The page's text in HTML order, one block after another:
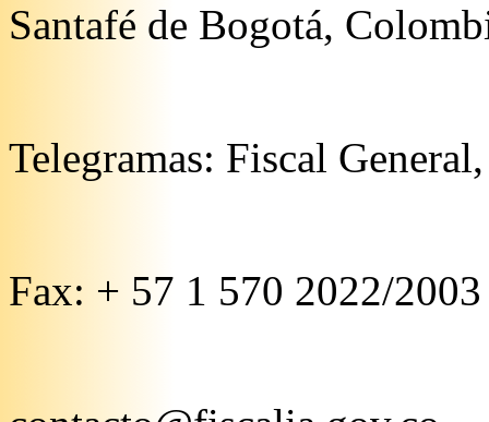
Santafé de Bogotá,
Telegramas: Fiscal
Fax: + 57 1 570 2022/2003